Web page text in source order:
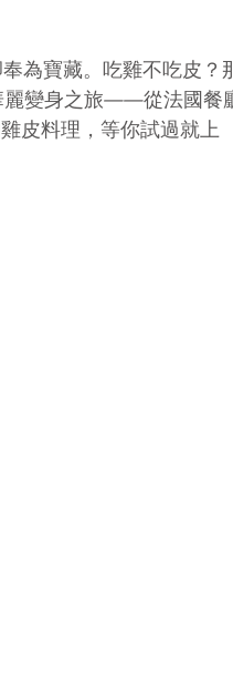
為寶藏。吃雞不吃皮？
麗變身之旅——從法國餐
皮料理，等你試過就上